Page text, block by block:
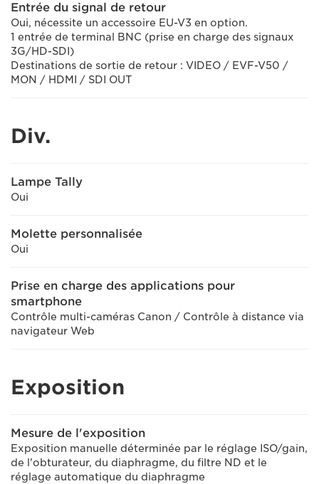
Entrée du signal de retour
Oui, nécessite un accessoire EU-V3 en option.
1 entrée de terminal BNC (prise en charge des signaux
3G/HD-SDI)
Destinations de sortie de retour : VIDEO / EVF-V50 /
MON / HDMI / SDI OUT
Div.
Lampe Tally
Oui
Molette personnalisée
Oui
Prise en charge des applications pour
smartphone
Contrôle multi-caméras Canon / Contrôle à distance via
navigateur Web
Exposition
Mesure de l'exposition
Exposition manuelle déterminée par le réglage ISO/gain,
de l'obturateur, du diaphragme, du filtre ND et le
réglage automatique du diaphragme